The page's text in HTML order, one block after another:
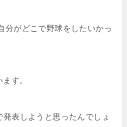
分がどこで野球をしたいかっ
す。
表しようと思ったんでしょ